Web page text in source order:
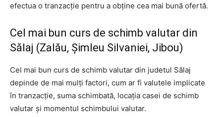
efectua o tranzacție pentru a obține cea mai bună ofertă.
Cel mai bun curs de schimb valutar din
Sălaj (Zalău, Șimleu Silvaniei, Jibou)
Cel mai bun curs de schimb valutar din judetul Sălaj
depinde de mai mulți factori, cum ar fi valutele implicate
în tranzacție, suma schimbată, locația casei de schimb
valutar și momentul schimbului valutar.